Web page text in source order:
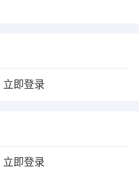
立即登录
立即登录